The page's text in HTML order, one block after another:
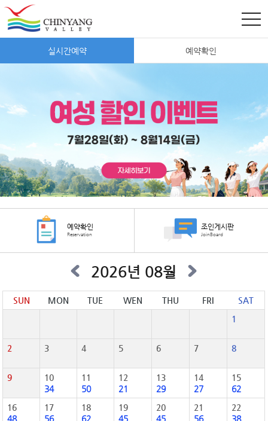
실시간예약 예약확인
예약확인
Reservation
조인게시판
JoinBoard
2026년 08월
SUN MON TUE WEN THU FRI
SAT
1
2 3 4 5 6 7 8
9
10
34
11
50
12
21
13
29
14
27
15
62
16
48
17
56
18
62
19
45
20
45
21
56
22
38